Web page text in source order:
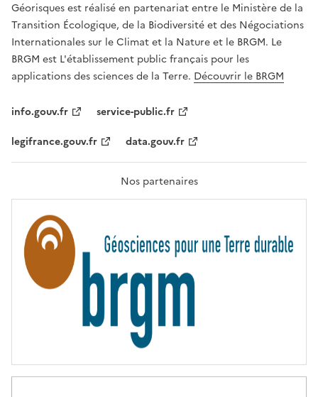
T
É
,
É
G
A
L
F
A
T
R
T
É
Géorisques est réalisé en partenariat entre le Ministère de la
Transition Écologique, de la Biodiversité et des Négociations
Internationales sur le Climat et la Nature et le BRGM. Le
BRGM est L'établissement public français pour les
applications des sciences de la Terre. Découvrir le BRGM
info.gouv.fr
service-public.fr
legifrance.gouv.fr
data.gouv.fr
Nos partenaires